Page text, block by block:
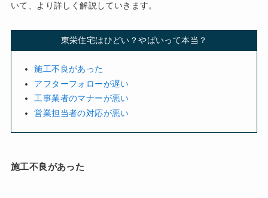
いて、より詳しく解説していきます。
東栄住宅はひどい？やばいって本当？
施工不良があった
アフターフォローが遅い
工事業者のマナーが悪い
営業担当者の対応が悪い
施工不良があった